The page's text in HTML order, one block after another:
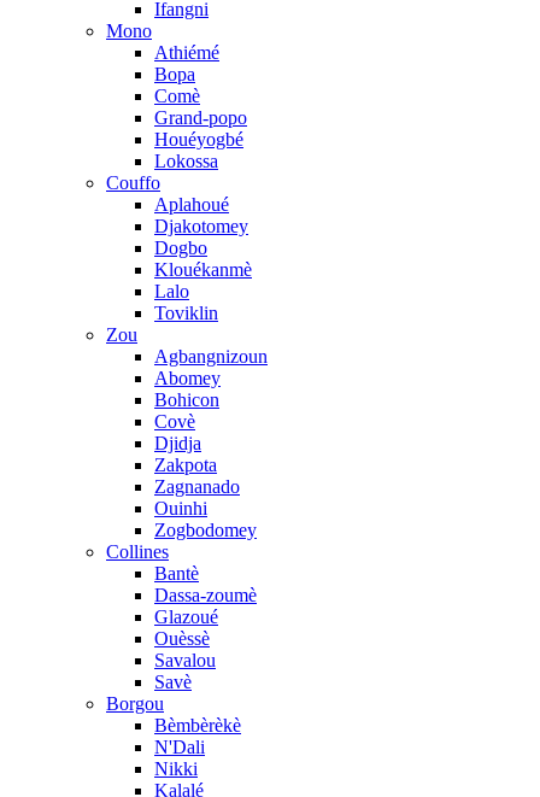
Ifangni
Mono
Athiémé
Bopa
Comè
Grand-popo
Houéyogbé
Lokossa
Couffo
Aplahoué
Djakotomey
Dogbo
Klouékanmè
Lalo
Toviklin
Zou
Agbangnizoun
Abomey
Bohicon
Covè
Djidja
Zakpota
Zagnanado
Ouinhi
Zogbodomey
Collines
Bantè
Dassa-zoumè
Glazoué
Ouèssè
Savalou
Savè
Borgou
Bèmbèrèkè
N'Dali
Nikki
Kalalé